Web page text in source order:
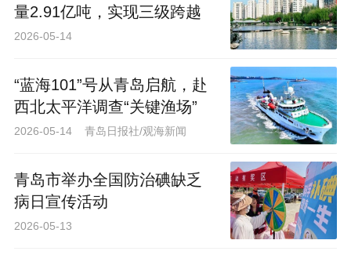
量2.91亿吨，实现三级跨越
2026-05-14
“蓝海101”号从青岛启航，赴
西北太平洋调查“关键渔场”
2026-05-14 青岛日报社/观海新闻
青岛市举办全国防治碘缺乏
病日宣传活动
2026-05-13